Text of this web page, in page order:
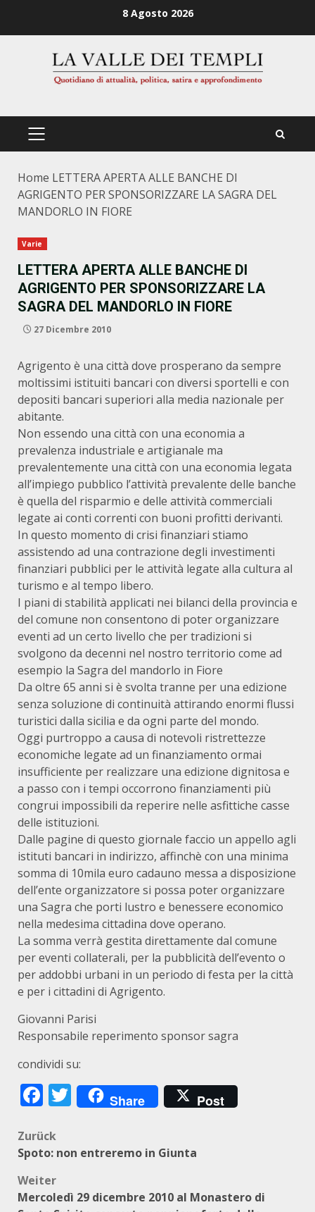
8 Agosto 2026
PRIMÄRES
Home LETTERA APERTA ALLE BANCHE DI
AGRIGENTO PER SPONSORIZZARE LA SAGRA DEL
MANDORLO IN FIORE
Varie
LETTERA APERTA ALLE BANCHE DI
AGRIGENTO PER SPONSORIZZARE LA
SAGRA DEL MANDORLO IN FIORE
27 Dicembre 2010
Agrigento è una città dove prosperano da sempre
moltissimi istituiti bancari con diversi sportelli e con
depositi bancari superiori alla media nazionale per
abitante.
Non essendo una città con una economia a
prevalenza industriale e artigianale ma
prevalentemente una città con una economia legata
all’impiego pubblico l’attività prevalente delle banche
è quella del risparmio e delle attività commerciali
legate ai conti correnti con buoni profitti derivanti.
In questo momento di crisi finanziari stiamo
assistendo ad una contrazione degli investimenti
finanziari pubblici per le attività legate alla cultura al
turismo e al tempo libero.
I piani di stabilità applicati nei bilanci della provincia e
del comune non consentono di poter organizzare
eventi ad un certo livello che per tradizioni si
svolgono da decenni nel nostro territorio come ad
esempio la Sagra del mandorlo in Fiore
Da oltre 65 anni si è svolta tranne per una edizione
senza soluzione di continuità attirando enormi flussi
turistici dalla sicilia e da ogni parte del mondo.
Oggi purtroppo a causa di notevoli ristrettezze
economiche legate ad un finanziamento ormai
insufficiente per realizzare una edizione dignitosa e
a passo con i tempi occorrono finanziamenti più
congrui impossibili da reperire nelle asfittiche casse
delle istituzioni.
Dalle pagine di questo giornale faccio un appello agli
istituti bancari in indirizzo, affinchè con una minima
somma di 10mila euro cadauno messa a disposizione
dell’ente organizzatore si possa poter organizzare
una Sagra che porti lustro e benessere economico
nella medesima cittadina dove operano.
La somma verrà gestita direttamente dal comune
per eventi collaterali, per la pubblicità dell’evento o
per addobbi urbani in un periodo di festa per la città
e per i cittadini di Agrigento.
Giovanni Parisi
Responsabile reperimento sponsor sagra
condividi su:
Facebook
Twitter
Share Post
Beitragsnavigation
Zurück
Spoto: non entreremo in Giunta
Weiter
Mercoledì 29 dicembre 2010 al Monastero di